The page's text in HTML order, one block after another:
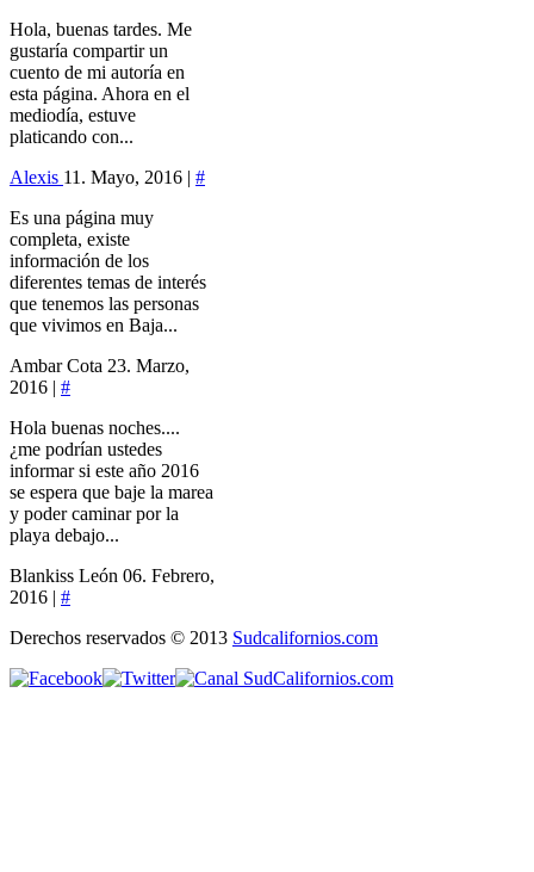
Hola, buenas tardes. Me
gustaría compartir un
cuento de mi autoría en
esta página. Ahora en el
mediodía, estuve
platicando con...
Alexis 11. Mayo, 2016 | #
Es una página muy
completa, existe
información de los
diferentes temas de interés
que tenemos las personas
que vivimos en Baja...
Ambar Cota 23. Marzo,
2016 | #
Hola buenas noches....
¿me podrían ustedes
informar si este año 2016
se espera que baje la marea
y poder caminar por la
playa debajo...
Blankiss León 06. Febrero,
2016 | #
Derechos reservados © 2013 Sudcalifornios.com